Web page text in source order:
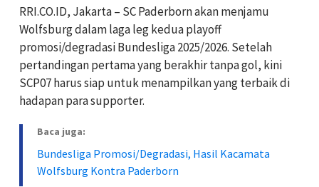
RRI.CO.ID, Jakarta – SC Paderborn akan menjamu
Wolfsburg dalam laga leg kedua playoff
promosi/degradasi Bundesliga 2025/2026. Setelah
pertandingan pertama yang berakhir tanpa gol, kini
SCP07 harus siap untuk menampilkan yang terbaik di
hadapan para supporter.
Baca juga:
Bundesliga Promosi/Degradasi, Hasil Kacamata
Wolfsburg Kontra Paderborn